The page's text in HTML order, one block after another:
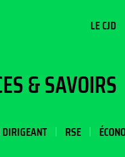
LE CJD
& SAVOIRS
RSE